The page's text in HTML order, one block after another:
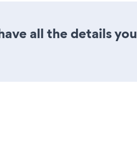
all the details you